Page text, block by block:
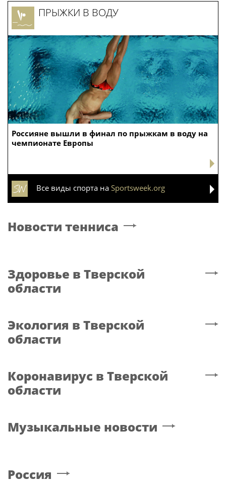
Россияне вышли в финал по прыжкам в воду на
чемпионате Европы
ПРЫЖКИ В ВОДУ
Все виды спорта на Sportsweek.org
Новости тенниса
Здоровье в Тверской
области
Экология в Тверской
области
Коронавирус в Тверской
области
Музыкальные новости
Россия